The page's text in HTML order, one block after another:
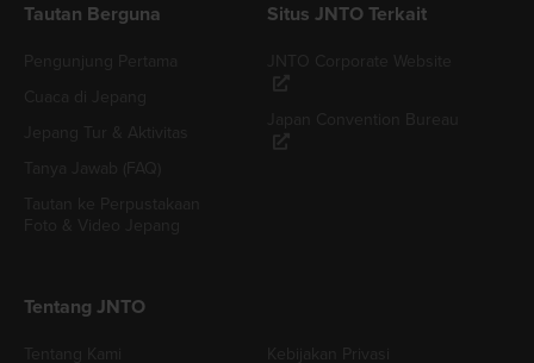
Tautan Berguna Situs JNTO Terkait
Tentang JNTO